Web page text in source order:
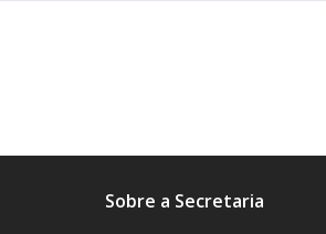
Sobre a Secretaria